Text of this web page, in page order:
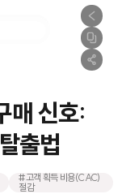
매 신호:
출법
#고객 획득 비용(CAC)
절감